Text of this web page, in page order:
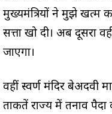
मुख्यमंत्रियों ने मुझे खत्म
सत्ता खो दी। अब दूसरा
जाएगा।
वहीं स्वर्ण मंदिर बेअदवी
ताकतें राज्य में तनाव